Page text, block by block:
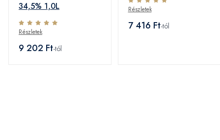
34,5% 1,0L
Részletek
9 202 Ft-tól
Részletek
7 416 Ft-tól